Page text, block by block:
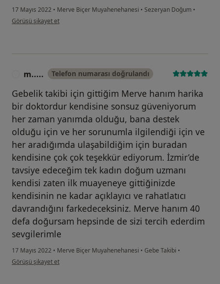
17 Mayıs 2022 • Merve Biçer Muyahenehanesi • Sezeryan Doğum •
kullanıcının görüşüne göre gi...
Görüşü şikayet et
m..... Telefon numarası doğrulandı
Gebelik takibi için gittiğim Merve hanım harika
bir doktordur kendisine sonsuz güveniyorum
her zaman yanımda olduğu, bana destek
olduğu için ve her sorunumla ilgilendiği için ve
her aradığımda ulaşabildiğim için buradan
kendisine çok çok teşekkür ediyorum. İzmir’de
tavsiye edeceğim tek kadın doğum uzmanı
kendisi zaten ilk muayeneye gittiğinizde
kendisinin ne kadar açıklayıcı ve rahatlatıcı
davrandığını farkedeceksiniz. Merve hanım 40
defa doğursam hepsinde de sizi tercih ederdim
sevgilerimle
17 Mayıs 2022 • Merve Biçer Muyahenehanesi • Gebe Takibi •
kullanıcının görüşüne göre m.....
Görüşü şikayet et